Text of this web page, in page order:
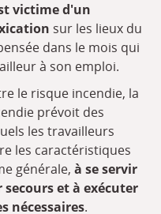
victime d'un
sur les lieux du
dans le mois qui
à son emploi.
le risque incendie, la
prévoit des
les travailleurs
les caractéristiques
générale, à se servir
et à exécuter
nécessaires.